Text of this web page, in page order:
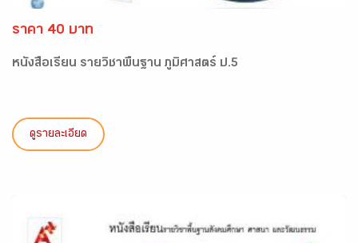
ราคา 40 บาท
หนังสือเรียน รายวิชาพื้นฐาน ภูมิศาสตร์ ป.5
ดูรายละเอียด